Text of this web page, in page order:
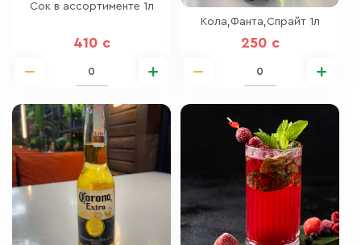
Сок в ассортименте 1л
410 c
Кола,Фанта,Спрайт 1л
250 c